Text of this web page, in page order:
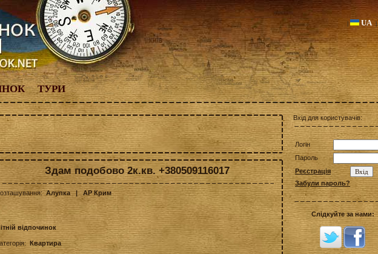
UA|
ТУРИ
Здам подобово 2к.кв. +380509116017
Алупка | АР Крим
відпочинок
Квартира
Вхід для користувачів:
Логін
Пароль
Реєстрація
Забули пароль?
Слідкуйте за нами: